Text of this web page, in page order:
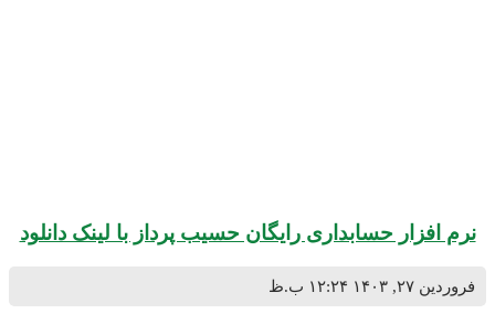
حسابداری رایگان حسیب پرداز با لینک دانلود
۱۲:۲۴ ب.ظ